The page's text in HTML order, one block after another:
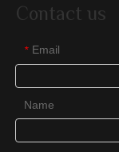
Contact us
* Email
Name